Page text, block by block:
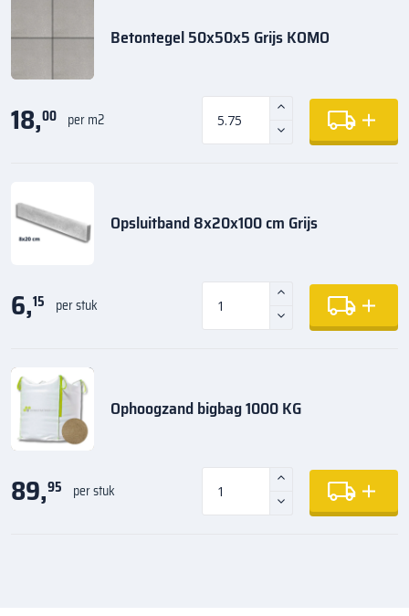
Betontegel 50x50x5 Grijs KOMO
18,00 per m2
Opsluitband 8x20x100 cm Grijs
6,15 per stuk
Ophoogzand bigbag 1000 KG
89,95 per stuk